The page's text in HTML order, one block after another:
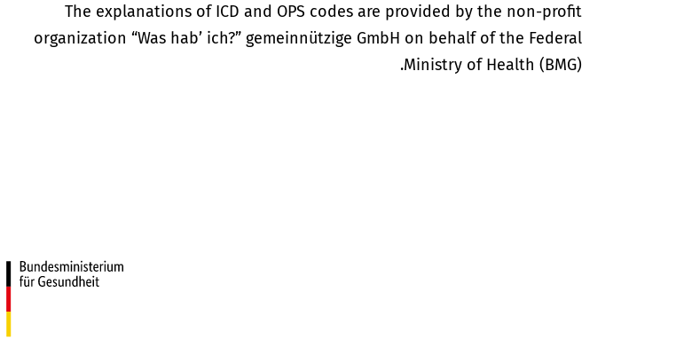
The explanations of ICD and OPS codes are provided by the non-profit
organization “Was hab’ ich?” gemeinnützige GmbH on behalf of the Federal
Ministry of Health (BMG).